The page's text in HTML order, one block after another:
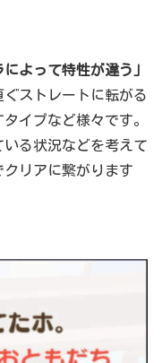
によって特性が違う」
ストレートに転がる
イプなど様々です。
る状況などを考えて
クリアに繋がります